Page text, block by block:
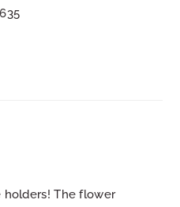
holders! The flower